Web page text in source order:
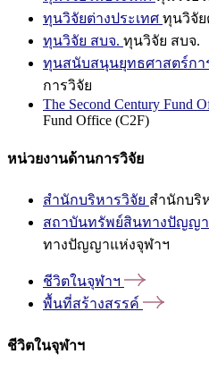
ทุนวิจัยต่างประเทศ ทุนวิจัย
ทุนวิจัย สบจ. ทุนวิจัย สบจ.
ทุนสนับสนุนยุทธศาสตร์กา
การวิจัย
The Second Century Fund
Fund Office (C2F)
หน่วยงานด้านการวิจัย
สำนักบริหารวิจัย สำนักบริ
สถาบันทรัพย์สินทางปัญญา
ทางปัญญาแห่งจุฬาฯ
ชีวิตในจุฬาฯ
พื้นที่สร้างสรรค์
ชีวิตในจุฬาฯ